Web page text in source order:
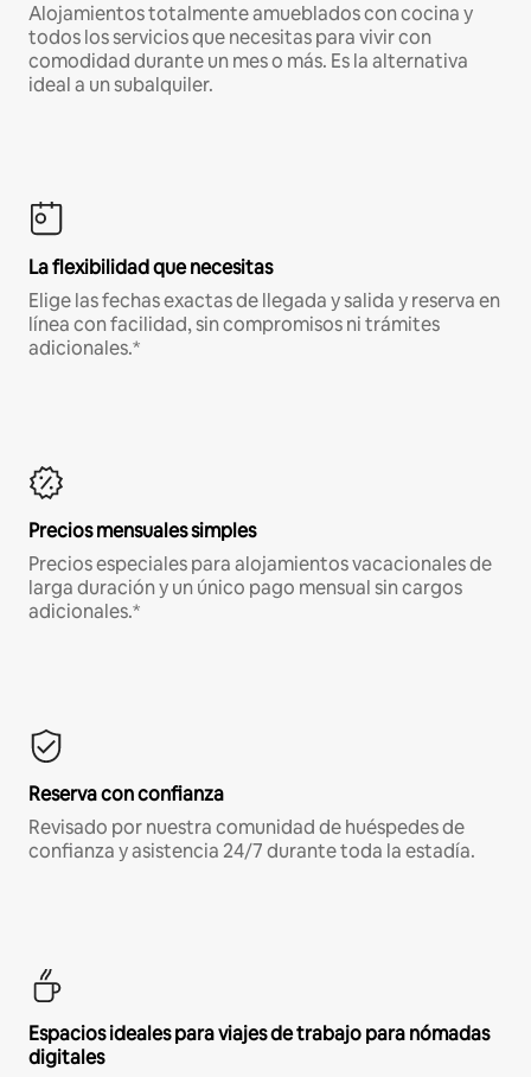
Alojamientos totalmente amueblados con cocina y
todos los servicios que necesitas para vivir con
comodidad durante un mes o más. Es la alternativa
ideal a un subalquiler.
La flexibilidad que necesitas
Elige las fechas exactas de llegada y salida y reserva en
línea con facilidad, sin compromisos ni trámites
adicionales.*
Precios mensuales simples
Precios especiales para alojamientos vacacionales de
larga duración y un único pago mensual sin cargos
adicionales.*
Reserva con confianza
Revisado por nuestra comunidad de huéspedes de
confianza y asistencia 24/7 durante toda la estadía.
Espacios ideales para viajes de trabajo para nómadas
digitales